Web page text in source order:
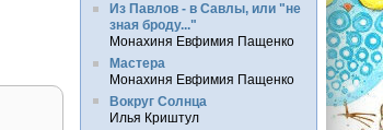
Из Павлов - в Савлы, или "не
зная броду..."
Монахиня Евфимия Пащенко
Мастера
Монахиня Евфимия Пащенко
Вокруг Солнца
Илья Криштул